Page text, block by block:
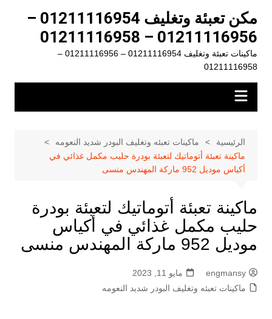
المحتوى
مكن تعبئة وتغليف 01211116954 –
01211116956 – 01211116958
ماكينات تعبئة وتغليف 01211116954 – 01211116956 –
01211116958
الرئيسية
ماكينات تعبئه وتغليف البودر شديد النعومه
ماكينة تعبئة أتوماتيك لتعبئة بودرة حليب مكمل غذائي في
أكياس موديل 952 ماركة المهندس منسى
ماكينة تعبئة أتوماتيك لتعبئة بودرة
حليب مكمل غذائي في أكياس
موديل 952 ماركة المهندس منسى
engmansy
مايو 11, 2023
ماكينات تعبئه وتغليف البودر شديد النعومه